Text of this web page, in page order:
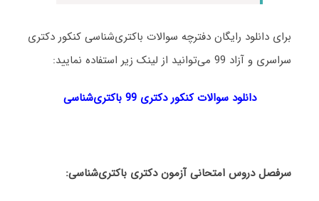
برای دانلود رایگان دفترچه سوالات باکتری‌شناسی کنکور دکتری
سراسری و آزاد 99 می‌توانید از لینک زیر استفاده نمایید:
دانلود سوالات کنکور دکتری 99 باکتری‌شناسی
سرفصل دروس امتحانی آزمون دکتری باکتری‌شناسی: